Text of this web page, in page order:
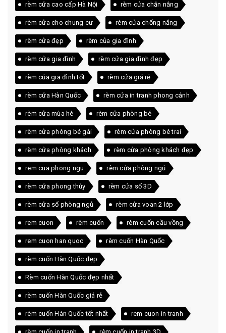
rèm cửa cao cấp Hà Nội rèm cửa chắn nắng
rèm cửa cho chung cư rèm cửa chống nắng
rèm cửa đẹp rèm của gia đình
rèm cửa gia đình rèm cửa gia đình đẹp
rèm của gia đình tốt rèm cửa giá rẻ
rèm cửa Hàn Quốc rèm cửa in tranh phong cảnh
rèm cửa mùa hè rèm cửa phòng bé
rèm cửa phòng bé gái rèm cửa phòng bé trai
rèm cửa phòng khách rèm cửa phòng khách đẹp
rem cua phong ngu rèm cửa phòng ngủ
rèm cửa phong thủy rèm cửa sổ 3D
rèm cửa sổ phòng ngủ rèm cửa voan 2 lớp
rem cuon rèm cuốn rèm cuốn cầu vồng
rem cuon han quoc rèm cuốn Hàn Quốc
rèm cuốn Hàn Quốc đẹp
Rèm cuốn Hàn Quốc đẹp nhất
rèm cuốn Hàn Quốc giá rẻ
rèm cuốn Hàn Quốc tốt nhất rem cuon in tranh